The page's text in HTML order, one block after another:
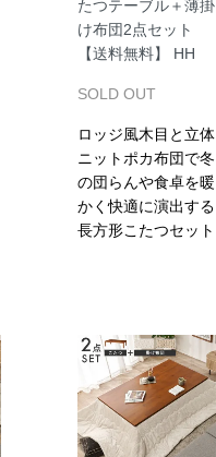
たつテーブル＋薄掛
け布団2点セット
【送料無料】 HH
SOLD OUT
ロッジ風木目と立体
ニットポカ布団で冬
の団らんや食卓を暖
かく快適に演出する
長方形こたつセット